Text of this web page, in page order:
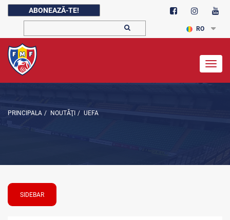
ABONEAZĂ-TE!
RO
PRINCIPALA / NOUTĂŢI / UEFA
SIDEBAR